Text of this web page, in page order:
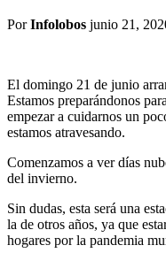
PorInfolobos junio 21,
El domingo 21 de junio
Estamos preparándonos
empezar a cuidarnos un
estamos atravesando.
Comenzamos a ver días
del invierno.
Sin dudas, esta será una
la de otros años, ya que
hogares por la pandemia